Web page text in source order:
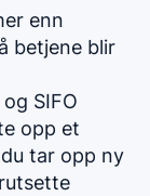
enn
betjene blir
SIFO
opp et
tar opp ny